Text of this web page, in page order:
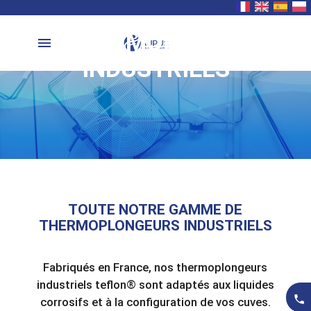
menu
local_phone
NOS THERMOPLONGEURS
INDUSTRIELS
TOUTE NOTRE GAMME DE
THERMOPLONGEURS INDUSTRIELS
Fabriqués en France, nos thermoplongeurs
industriels teflon® sont adaptés aux liquides
corrosifs et à la configuration de vos cuves.